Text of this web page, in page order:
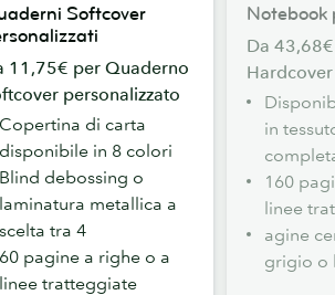
Softcover
11,75€ per Quaderno
personalizzato
Copertina di carta
disponibile in 8 colori
Blind debossing o
laminatura metallica a
scelta tra 4
60 pagine a righe o a
linee tratteggiate
personalizzati
Notebook
Da
in
160
linee
agine
grigio o